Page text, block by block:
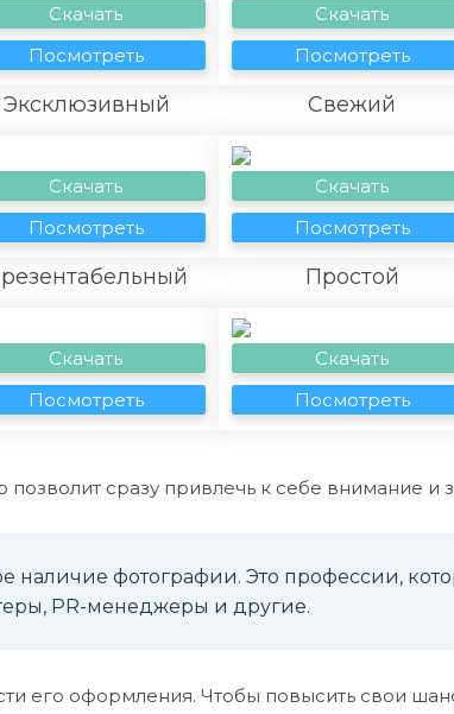
Скачать
Посмотреть
Скачать
Посмотреть
Эксклюзивный
Скачать
Посмотреть
Свежий
Скачать
Посмотреть
Скачать
Посмотреть
Простой
Скачать
Посмотреть
сразу привлечь к себе внимание и
наличие фотографии. Это профессии,
PR-менеджеры и другие.
его оформления. Чтобы повысить свои